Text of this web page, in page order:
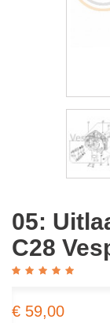
05:
C28
€ 59,00